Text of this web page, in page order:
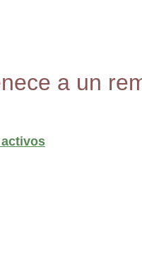
a un